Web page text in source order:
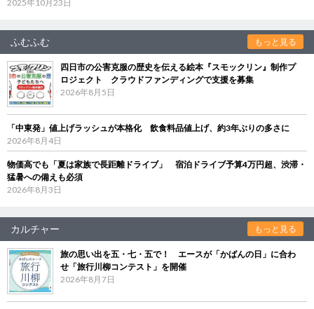
2025年10月23日
ふむふむ もっと見る
四日市の公害克服の歴史を伝える絵本『スモックリン』制作プ
ロジェクト クラウドファンディングで支援を募集
2026年8月5日
「中東発」値上げラッシュが本格化 飲食料品値上げ、約3年ぶりの多さに
2026年8月4日
物価高でも「夏は家族で長距離ドライブ」 宿泊ドライブ予算4万円超、渋滞・
猛暑への備えも必須
2026年8月3日
カルチャー もっと見る
旅の思い出を五・七・五で！ エースが「かばんの日」に合わ
せ「旅行川柳コンテスト」を開催
2026年8月7日